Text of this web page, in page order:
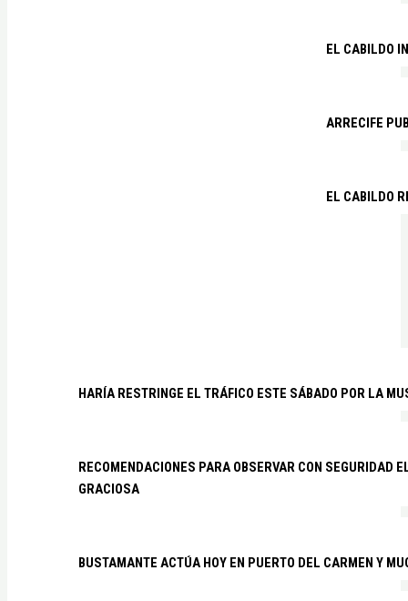
EL CABILDO
ARRECIFE
EL CABILDO
HARÍA RESTRINGE EL TRÁFICO ESTE SÁBADO POR LA
RECOMENDACIONES PARA OBSERVAR CON SEGURIDAD
GRACIOSA
BUSTAMANTE ACTÚA HOY EN PUERTO DEL CARMEN Y